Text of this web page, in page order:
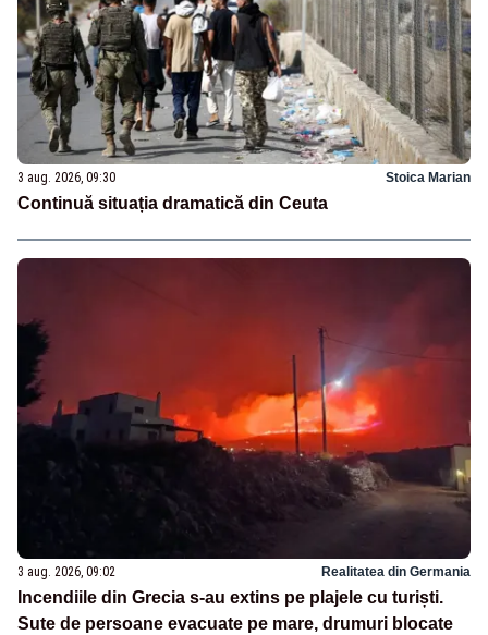
3 aug. 2026, 09:30 Stoica Marian
Continuă situația dramatică din Ceuta
3 aug. 2026, 09:02 Realitatea din Germania
Incendiile din Grecia s-au extins pe plajele cu turiști.
Sute de persoane evacuate pe mare, drumuri blocate